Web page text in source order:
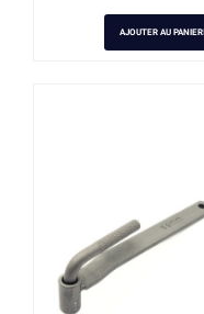
AJOUTER AU PANIER